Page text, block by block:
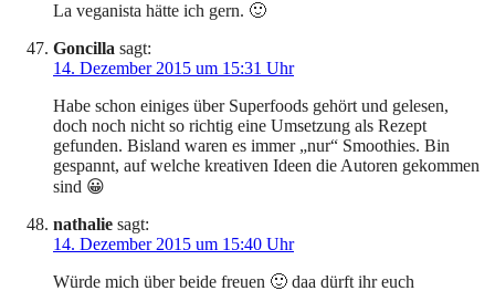
La veganista hätte ich gern. 🙂
Goncilla sagt:
14. Dezember 2015 um 15:31 Uhr
Habe schon einiges über Superfoods gehört und gelesen,
doch noch nicht so richtig eine Umsetzung als Rezept
gefunden. Bisland waren es immer „nur“ Smoothies. Bin
gespannt, auf welche kreativen Ideen die Autoren gekommen
sind 😀
nathalie sagt:
14. Dezember 2015 um 15:40 Uhr
Würde mich über beide freuen 🙂 daa dürft ihr euch